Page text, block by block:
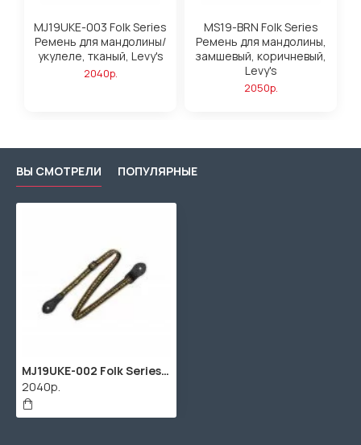
MJ19UKE-003 Folk Series
Ремень для мандолины/
укулеле, тканый, Levy's
2040р.
MS19-BRN Folk Series
Ремень для мандолины,
замшевый, коричневый,
Levy's
2050р.
ВЫ СМОТРЕЛИ ПОПУЛЯРНЫЕ
MJ19UKE-002 Folk Series Ремень для мандолины/укулеле, тканый, Levy's
2040р.